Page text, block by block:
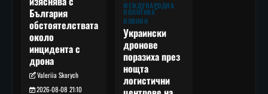
България
обстоятелствата
около
инцидента с
дрона
Valeriia Skorych
2026-08-08 21:10
МЕЖДУНАРОДНА
ПОЛИТИКА
НОВИНИ
Украински
дронове
поразиха през
нощта
логистични